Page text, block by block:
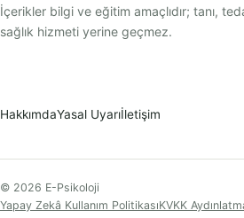
İçerikler bilgi ve eğitim amaçlıdır; tanı,
sağlık hizmeti yerine geçmez.
HakkımdaYasal Uyarıİletişim
© 2026 E-Psikoloji
Yapay Zekâ Kullanım PolitikasıKVKK